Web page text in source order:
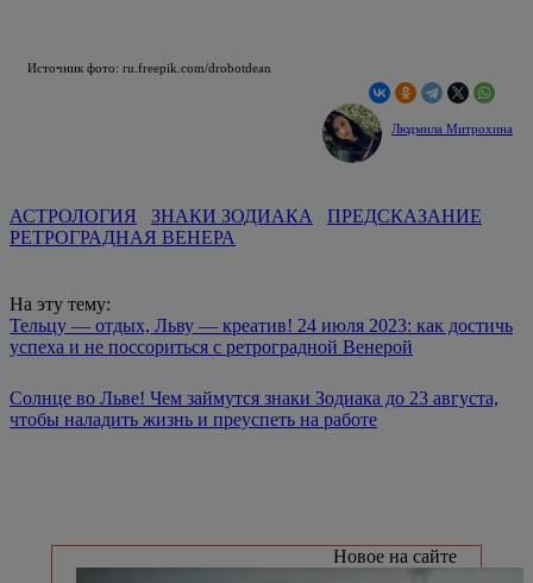
Источник фото: ru.freepik.com/drobotdean
Людмила Митрохина
АСТРОЛОГИЯ ЗНАКИ ЗОДИАКА
ПРЕДСКАЗАНИЕ
РЕТРОГРАДНАЯ ВЕНЕРА
На эту тему:
Тельцу — отдых, Льву — креатив! 24 июля 2023: как достичь
успеха и не поссориться с ретроградной Венерой
Солнце во Льве! Чем займутся знаки Зодиака до 23 августа,
чтобы наладить жизнь и преуспеть на работе
Новое на сайте